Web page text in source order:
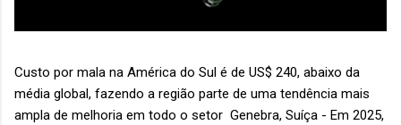
Custo por mala na América do Sul é de US$ 240, abaixo da
média global, fazendo a região parte de uma tendência mais
ampla de melhoria em todo o setor Genebra, Suíça - Em 2025,